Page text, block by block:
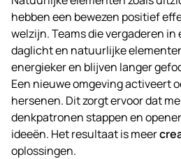
hebben een bewezen positief
welzijn. Teams die vergaderen in
daglicht en natuurlijke
energieker en blijven langer
Een nieuwe omgeving activeert
hersenen. Dit zorgt ervoor dat
denkpatronen stappen en
ideeën. Het resultaat is meer
oplossingen.